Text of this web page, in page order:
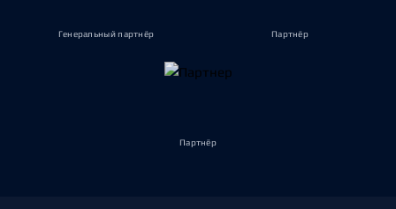
Генеральный партнёр Партнёр
Партнёр